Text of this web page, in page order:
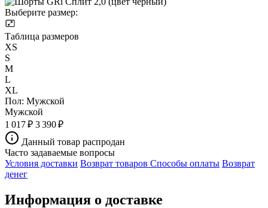
Выберите размер:
Таблица размеров
XS
S
M
L
XL
Пол: Мужской
Мужской
1 017 ₽ 3 390 ₽
Данный товар распродан
Часто задаваемые вопросы
Условия доставки Возврат товаров Способы оплаты Возврат
денег
Информация о доставке